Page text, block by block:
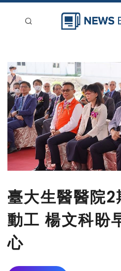
新聞稿分類
登入
刊登
臺大生醫醫院
動工 楊文科盼
心